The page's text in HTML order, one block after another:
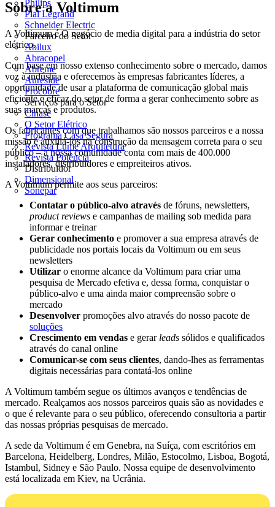
Philips
Pial Legrand
Schneider Electric
Parceiro do Setor
Abilux
Abracopel
Abreme
Aureside
Procobre
Serviços para o Setor
Cinase
O Setor Elétrico
Programa Casa Segura
Revista Lume Arquitetura
Revista Potência
Distribuidor
Dimensional
Sonepar
Sobre a Voltimum
A Voltimum é O negócio de media digital para a indústria do setor
elétrico.
Com base em nosso extenso conhecimento sobre o mercado, damos
voz à indústria e oferecemos às empresas fabricantes líderes, a
oportunidade de usar a plataforma de comunicação global mais
eficiente e eficaz do setor de forma a gerar conhecimento sobre as
suas marcas e produtos.
Os fabricantes com que trabalhamos são nossos parceiros e a nossa
missão é auxiliá-los na construção da mensagem correta para o seu
público – a nossa comunidade conta com mais de 400.000
instaladores, distribuidores e empreiteiros ativos.
A Voltimum permite aos seus parceiros:
Contatar o público-alvo através de fóruns, newsletters,
product reviews e campanhas de mailing sob medida para
informar e treinar
Gerar conhecimento e promover a sua empresa através de
publicidade nos portais locais da Voltimum ou em seus
newsletters
Utilizar o enorme alcance da Voltimum para criar uma
pesquisa de Mercado efetiva e, dessa forma, conquistar o
público-alvo e uma ainda maior compreensão sobre o
mercado
Desenvolver promoções alvo através do nosso pacote de
soluções
Crescimento em vendas e gerarleads sólidos e qualificados
através do canal online
Comunicar-se com seus clientes, dando-lhes as ferramentas
digitais necessárias para contatá-los online
A Voltimum também segue os últimos avanços e tendências de
mercado. Realçamos aos nossos parceiros quais são as novidades e
o que é relevante para o seu público, oferecendo consultoria a partir
das nossas próprias pesquisas de mercado.
A sede da Voltimum é em Genebra, na Suíça, com escritórios em
Barcelona, Heidelberg, Londres, Milão, Estocolmo, Lisboa, Bogotá,
Istambul, Sidney e São Paulo. Nossa equipe de desenvolvimento
está localizada em Kiev, na Ucrânia.